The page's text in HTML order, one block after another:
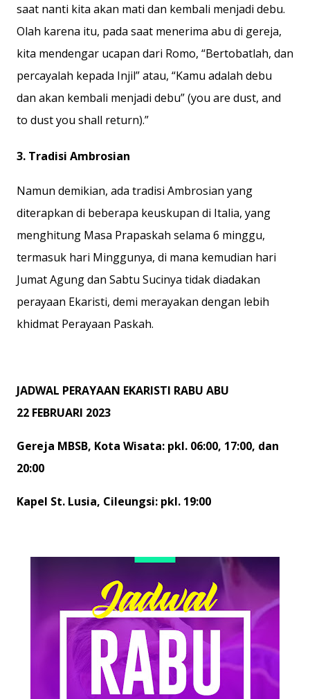
saat nanti kita akan mati dan kembali menjadi debu.
Olah karena itu, pada saat menerima abu di gereja,
kita mendengar ucapan dari Romo, “Bertobatlah, dan
percayalah kepada Injil” atau, “Kamu adalah debu
dan akan kembali menjadi debu” (you are dust, and
to dust you shall return).”
3. Tradisi Ambrosian
Namun demikian, ada tradisi Ambrosian yang
diterapkan di beberapa keuskupan di Italia, yang
menghitung Masa Prapaskah selama 6 minggu,
termasuk hari Minggunya, di mana kemudian hari
Jumat Agung dan Sabtu Sucinya tidak diadakan
perayaan Ekaristi, demi merayakan dengan lebih
khidmat Perayaan Paskah.
JADWAL PERAYAAN EKARISTI RABU ABU
22 FEBRUARI 2023
Gereja MBSB, Kota Wisata: pkl. 06:00, 17:00, dan
20:00
Kapel St. Lusia, Cileungsi: pkl. 19:00